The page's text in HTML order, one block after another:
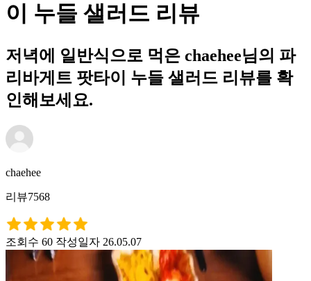
이 누들 샐러드 리뷰
저녁에 일반식으로 먹은 chaehee님의 파
리바게트 팟타이 누들 샐러드 리뷰를 확
인해보세요.
chaehee
리뷰7568
조회수 60 작성일자 26.05.07